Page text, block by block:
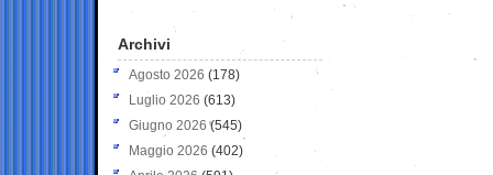
Archivi
Agosto 2026 (178)
Luglio 2026 (613)
Giugno 2026 (545)
Maggio 2026 (402)